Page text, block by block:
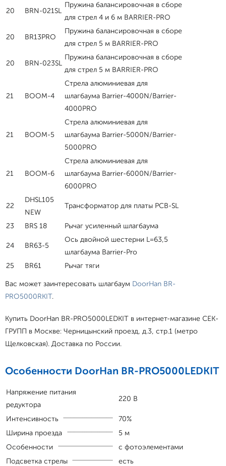
20 BRN-021SL
Пружина балансировочная в сборе
для стрел 4 и 6 м BARRIER-PRO
20 BR13PRO
Пружина балансировочная в сборе
для стрел 5 м BARRIER-PRO
20 BRN-023SL
Пружина балансировочная в сборе
для стрел 5 м BARRIER-PRO
21 BOOM-4
Стрела алюминиевая для
шлагбаума Barrier-4000N/Barrier-
4000PRO
21 BOOM-5
Стрела алюминиевая для
шлагбаума Barrier-5000N/Barrier-
5000PRO
21 BOOM-6
Стрела алюминиевая для
шлагбаума Barrier-6000N/Barrier-
6000PRO
22
DHSL105
NEW
Трансформатор для платы PCB-SL
23 BRS 18 Рычаг усиленный шлагбаума
24 BR63-5
Ось двойной шестерни L=63,5
шлагбаума Barrier-Pro
25
BR61 Рычаг тяги
Вас может заинтересовать шлагбаум DoorHan BR-
PRO5000RKIT.
Купить DoorHan BR-PRO5000LEDKIT в интернет-магазине СЕК-
ГРУПП в Москве: Черницынский проезд, д.3, стр.1 (метро
Щелковская). Доставка по России.
Особенности DoorHan BR-PRO5000LEDKIT
Напряжение питания
редуктора
220 В
Интенсивность
70%
Ширина проезда
5 м
Особенности
с фотоэлементами
Подсветка стрелы
есть